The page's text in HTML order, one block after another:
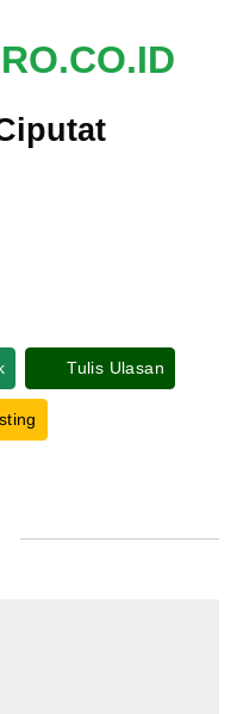
Tulis Ulasan